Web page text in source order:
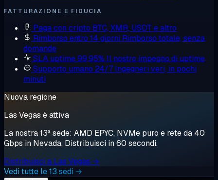
FATTURAZIONE E FIDUCIA
Paga con cripto BTC, XMR, USDT e altro
Rimborso entro 14 giorni Rimborso totale, senza
domande
SLA uptime 99,95% Il nostro impegno di uptime
Supporto umano 24/7 Ingegneri veri, in pochi
minuti
Nuova regione
Las Vegas è attiva
La nostra 13ª sede: AMD EPYC, NVMe puro e rete da 40
Gbps in Nevada. Distribuisci in 60 secondi.
Distribuisci a Las Vegas →
Vedi tutte le 13 sedi →